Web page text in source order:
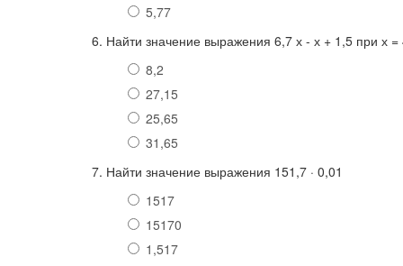
5,77
6. Найти значение выражения 6,7 х - х + 1,5 при х =
8,2
27,15
25,65
31,65
7. Найти значение выражения 151,7 · 0,01
1517
15170
1,517